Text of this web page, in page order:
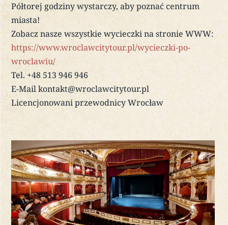
Półtorej godziny wystarczy, aby poznać centrum
miasta!
Zobacz nasze wszystkie wycieczki na stronie WWW:
https://www.wroclawcitytour.pl/wycieczki-po-
wroclawiu/
Tel. +48 513 946 946
E-Mail kontakt@wroclawcitytour.pl
Licencjonowani przewodnicy Wrocław